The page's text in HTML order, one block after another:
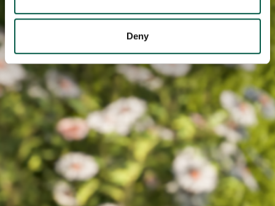
provided to them or that they’ve collected from your use
Deny